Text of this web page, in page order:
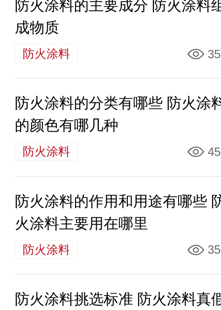
防火涂料的主要成分 防火涂料
成物质
防火涂料
防火涂料的分类有哪些 防火涂
的颜色有哪几种
防火涂料
防火涂料的作用和用途有哪些
火涂料主要用在哪里
防火涂料
防火涂料挑选标准 防火涂料真